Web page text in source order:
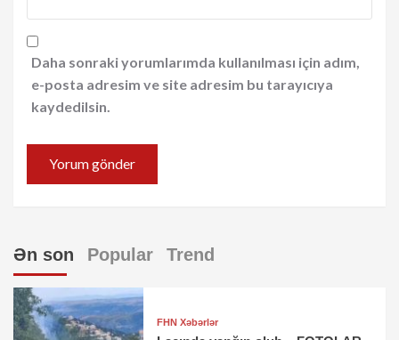
Daha sonraki yorumlarımda kullanılması için adım,
e-posta adresim ve site adresim bu tarayıcıya
kaydedilsin.
Ən son Popular Trend
FHN Xəbərlər